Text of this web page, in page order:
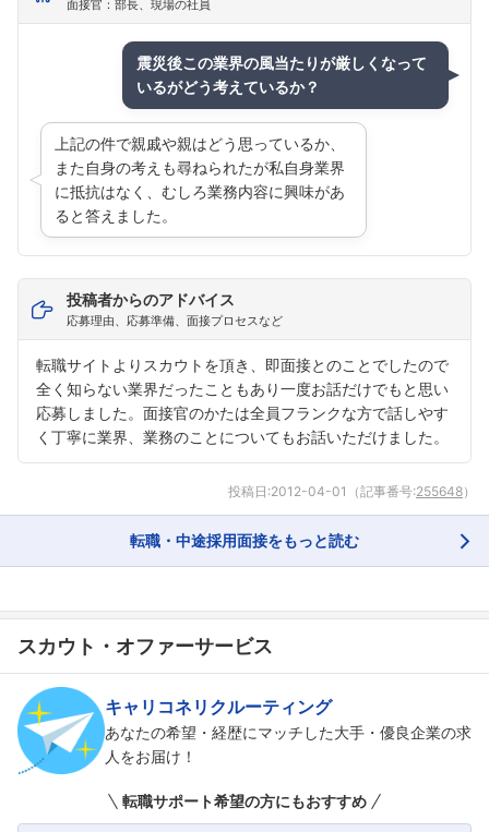
フォローしました
こちらの企業もフォローしませんか？
面接官：部長、現場の社員
震災後この業界の風当たりが厳しくなって
いるがどう考えているか？
上記の件で親戚や親はどう思っているか、
また自身の考えも尋ねられたが私自身業界
に抵抗はなく、むしろ業務内容に興味があ
ると答えました。
投稿者からのアドバイス
応募理由、応募準備、面接プロセスなど
転職サイトよりスカウトを頂き、即面接とのことでしたので
全く知らない業界だったこともあり一度お話だけでもと思い
応募しました。面接官のかたは全員フランクな方で話しやす
く丁寧に業界、業務のことについてもお話いただけました。
投稿日:2012-04-01 （記事番号:255648）
転職・中途採用面接をもっと読む
スカウト・オファーサービス
キャリコネリクルーティング
あなたの希望・経歴にマッチした大手・優良企業の求
人をお届け！
転職サポート希望の方にもおすすめ